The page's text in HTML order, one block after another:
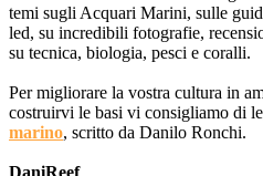
temi sugli Acquari Marini, sulle
led, su incredibili fotografie,
su tecnica, biologia, pesci e coralli.
Per migliorare la vostra cultura in
costruirvi le basi vi consigliamo di
marino, scritto da Danilo Ronchi.
DaniReef